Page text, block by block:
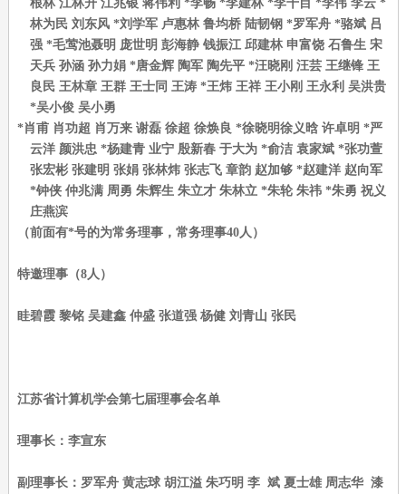
根林 江林升 江兆银 蒋伟利 *李畅 *李建林 *李千目 *李伟 李云 *
林为民 刘东风 *刘学军 卢惠林 鲁均桥 陆韧钢 *罗军舟 *骆斌 吕
强 *毛莺池聂明 庞世明 彭海静 钱振江 邱建林 申富饶 石鲁生 宋
天兵 孙涵 孙力娟 *唐金辉 陶军 陶先平 *汪晓刚 汪芸 王继锋 王
良民 王林章 王群 王士同 王涛 *王炜 王祥 王小刚 王永利 吴洪贵
*吴小俊 吴小勇
*肖甫 肖功超 肖万来 谢磊 徐超 徐焕良 *徐晓明徐义晗 许卓明 *严
云洋 颜洪忠 *杨建青 业宁 殷新春 于大为 *俞洁 袁家斌 *张功萱
张宏彬 张建明 张娟 张林炜 张志飞 章韵 赵加够 *赵建洋 赵向军
*钟侠 仲兆满 周勇 朱辉生 朱立才 朱林立 *朱轮 朱祎 *朱勇 祝义
庄燕滨
（前面有*号的为常务理事，常务理事40人）
特邀理事（8人）
眭碧霞 黎铭 吴建鑫 仲盛 张道强 杨健 刘青山 张民
江苏省计算机学会第七届理事会名单
理事长：李宣东
副理事长：罗军舟 黄志球 胡江溢 朱巧明 李 斌 夏士雄 周志华 漆